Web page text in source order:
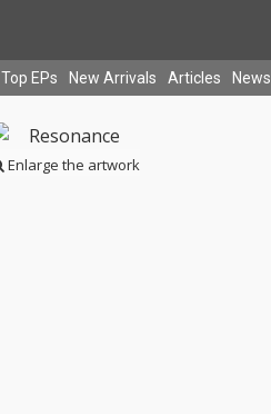
Top EPs New Arrivals Articles News
Enlarge the artwork